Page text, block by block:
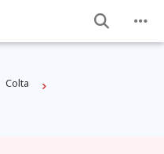
Colta